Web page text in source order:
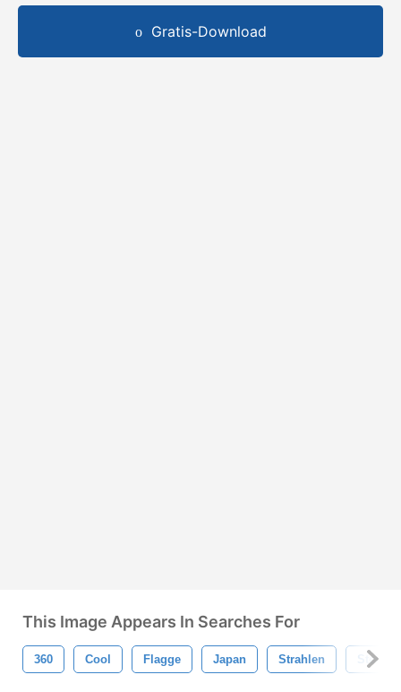
Gratis-Download
This Image Appears In Searches For
360 Cool Flagge Japan Strahlen